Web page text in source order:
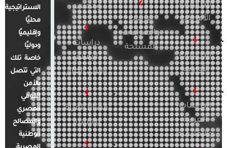
الدراسات
الأمريكية
الدراسات
الأوروبية
الدراسات
العربية
والإقليمية
الإرهاب
والصراعات
المسلحة
ومجتمع
دراسات
الإعلام
والرأي العام
قضايا المرأة
والأسرة
الاستراتيجية
محليًا
وإقليميًا
ودوليًا
خاصة تلك
التي تتصل
بالأمن
القومي
المصري
والمصالح
الوطنية